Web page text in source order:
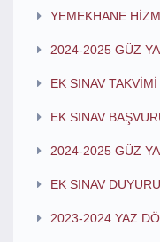
YEMEKHANE
2024-2025 GÜZ
EK SINAV TAKVİMİ
EK SINAV
2024-2025 GÜZ
EK SINAV
2023-2024 YAZ